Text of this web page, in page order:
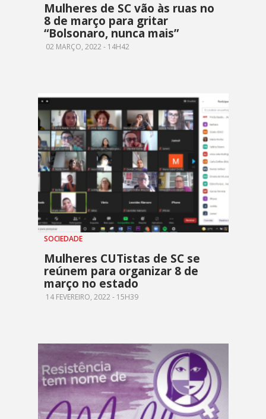
Mulheres de SC vão às ruas no
8 de março para gritar
“Bolsonaro, nunca mais”
02 MARÇO, 2022 - 14H42
SOCIEDADE
Mulheres CUTistas de SC se
reúnem para organizar 8 de
março no estado
14 FEVEREIRO, 2022 - 15H39